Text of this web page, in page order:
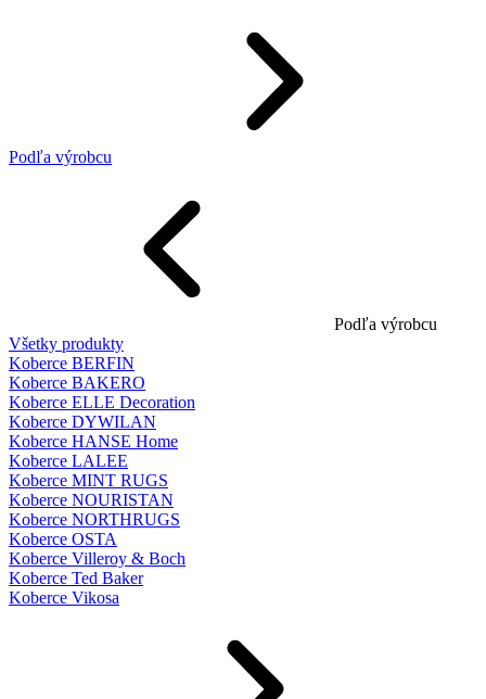
Podľa výrobcu
Podľa výrobcu
Všetky produkty
Koberce BERFIN
Koberce BAKERO
Koberce ELLE Decoration
Koberce DYWILAN
Koberce HANSE Home
Koberce LALEE
Koberce MINT RUGS
Koberce NOURISTAN
Koberce NORTHRUGS
Koberce OSTA
Koberce Villeroy & Boch
Koberce Ted Baker
Koberce Vikosa